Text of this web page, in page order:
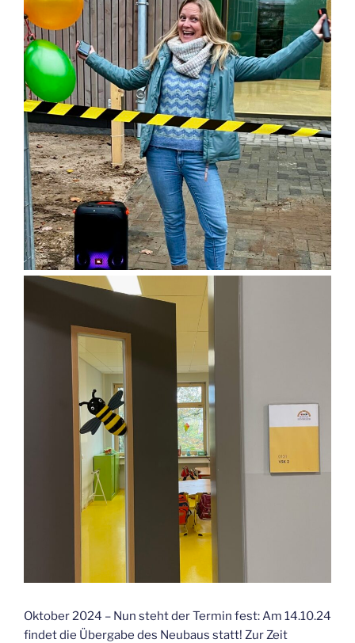
Oktober 2024 – Nun steht der Termin fest: Am 14.10.24
findet die Übergabe des Neubaus statt! Zur Zeit